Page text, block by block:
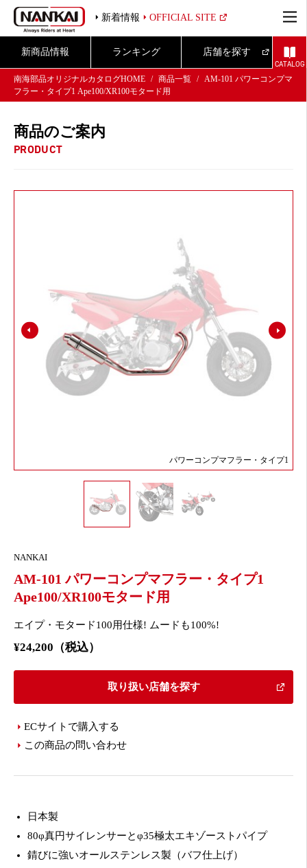
新着情報 OFFICIAL SITE
新商品情報 ランキング 店舗を探す
CATALOG
南海部品オリジナルカタログHOME
商品一覧
AM-101 パワーコンプマ
フラー・タイプ1 Ape100/XR100モタード用
商品のご案内
PRODUCT
パワーコンプマフラー・タイプ1
NANKAI
AM-101 パワーコンプマフラー・タイプ1
Ape100/XR100モタード用
エイプ・モタード100用仕様! ムードも100%!
¥24,200（税込）
取り扱い店舗を探す
ECサイトで購入する
この商品の問い合わせ
日本製
80φ真円サイレンサーとφ35極太エキゾーストパイプ
錆びに強いオールステンレス製（バフ仕上げ）